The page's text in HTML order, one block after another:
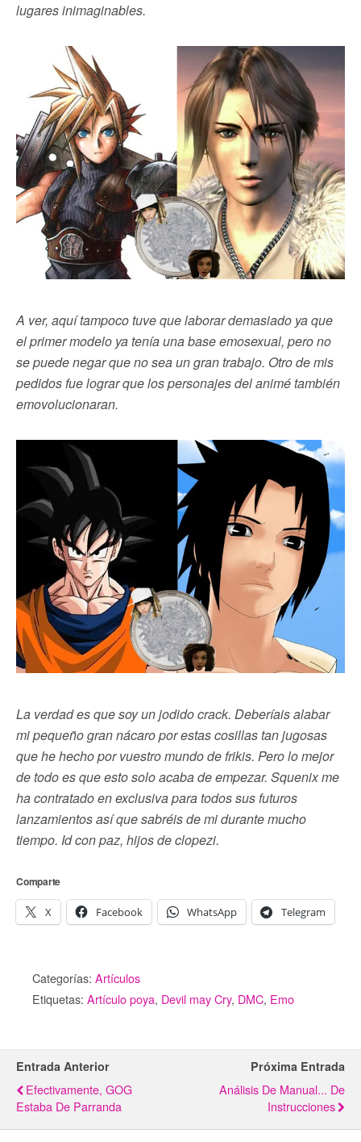
lugares inimaginables.
A ver, aquí tampoco tuve que laborar demasiado ya que
el primer modelo ya tenía una base emosexual, pero no
se puede negar que no sea un gran trabajo. Otro de mis
pedidos fue lograr que los personajes del animé también
emovolucionaran.
La verdad es que soy un jodido crack. Deberíais alabar
mi pequeño gran nácaro por estas cosillas tan jugosas
que he hecho por vuestro mundo de frikis. Pero lo mejor
de todo es que esto solo acaba de empezar. Squenix me
ha contratado en exclusiva para todos sus futuros
lanzamientos así que sabréis de mi durante mucho
tiempo. Id con paz, hijos de clopezi.
Comparte
X Facebook WhatsApp Telegram
Categorías: Artículos
Etiquetas: Artículo poya, Devil may Cry, DMC, Emo
Entrada Anterior
Efectivamente, GOG
Estaba De Parranda
Próxima Entrada
Análisis De Manual... De
Instrucciones